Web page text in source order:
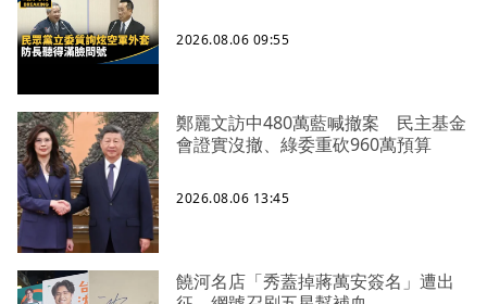
2026.08.06 09:55
鄭麗文訪中480萬藍喊撤案 民主基金
會證實沒撤、綠委重砍960萬預算
2026.08.06 13:45
饒河名店「秀蓋掉蔣萬安簽名」遭出